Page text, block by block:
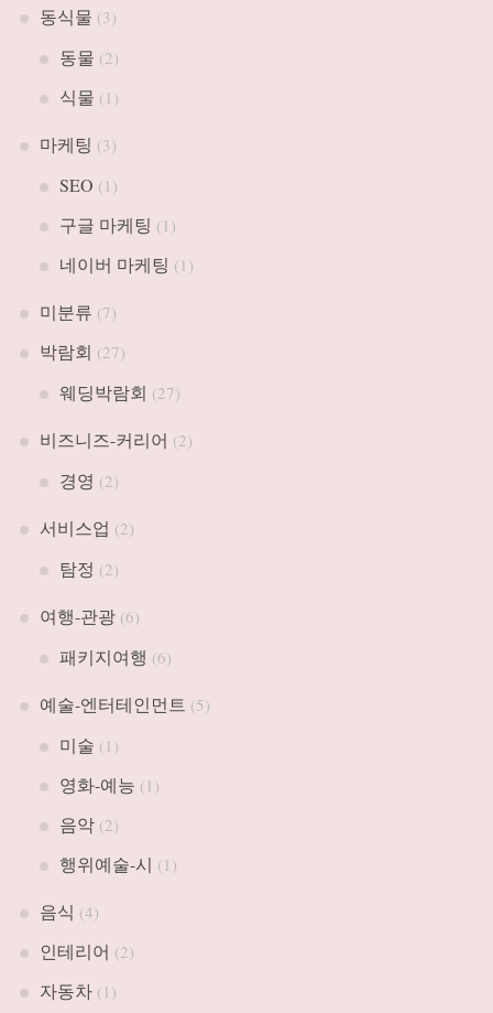
동식물 (3)
동물 (2)
식물 (1)
마케팅 (3)
SEO (1)
구글 마케팅 (1)
네이버 마케팅 (1)
미분류 (7)
박람회 (27)
웨딩박람회 (27)
비즈니즈-커리어 (2)
경영 (2)
서비스업 (2)
탐정 (2)
여행-관광(6)
패키지여행 (6)
예술-엔터테인먼트 (5)
미술 (1)
영화-예능 (1)
음악(2)
행위예술-시 (1)
음식 (4)
인테리어 (2)
자동차(1)